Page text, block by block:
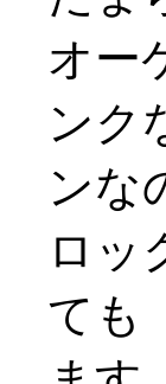
オー
ンク
ンな
ロッ
ても